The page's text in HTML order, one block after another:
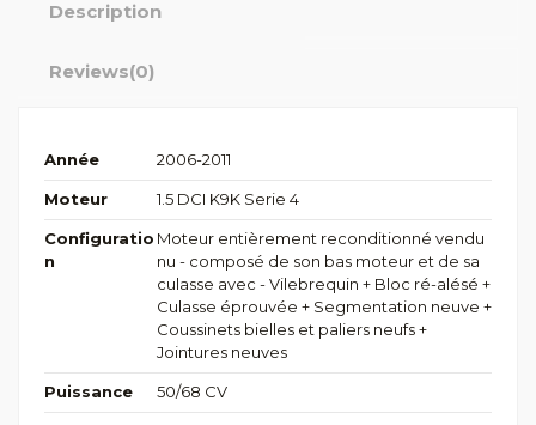
Description
Reviews(0)
Année 2006-2011
Moteur 1.5 DCI K9K Serie 4
Configuratio
n
Moteur entièrement reconditionné vendu
nu - composé de son bas moteur et de sa
culasse avec - Vilebrequin + Bloc ré-alésé +
Culasse éprouvée + Segmentation neuve +
Coussinets bielles et paliers neufs +
Jointures neuves
Puissance 50/68 CV